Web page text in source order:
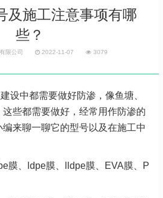
及施工注意事项有哪
些？
限公司 2022-11-07 3079
设中都需要做好防渗，像鱼塘、
些都需要做好，经常用作防渗的
编来聊一聊它的型号以及在施工中
膜、ldpe膜、lldpe膜、EVA膜、P